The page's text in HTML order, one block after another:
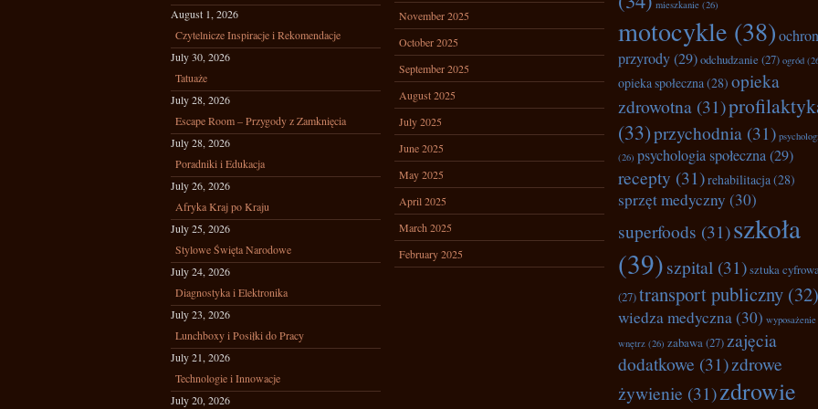
August 1, 2026
Czytelnicze Inspiracje i Rekomendacje
July 30, 2026
Tatuaże
July 28, 2026
Escape Room – Przygody z Zamknięcia
July 28, 2026
Poradniki i Edukacja
July 26, 2026
Afryka Kraj po Kraju
July 25, 2026
Stylowe Święta Narodowe
July 24, 2026
Diagnostyka i Elektronika
July 23, 2026
Lunchboxy i Posiłki do Pracy
July 21, 2026
Technologie i Innowacje
July 20, 2026
November 2025
October 2025
September 2025
August 2025
July 2025
June 2025
May 2025
April 2025
March 2025
February 2025
mieszkanie (26)
motocykle (38)
przyrody(29)odchudzanie (27) ogród
opieka społeczna(28) opieka
zdrowotna (31)
(33)przychodnia (31)
(26) psychologia społeczna(29)
recepty (31)rehabilitacja(28)
sprzęt medyczny (30)
superfoods (31)szkoła
(39)szpital (31)sztuka
(27)transport publiczny (32)
wiedza medyczna(30) wyposażenie
wnętrz (26) zabawa(27) zajęcia
dodatkowe (31)zdrowe
żywienie (31)zdrowie